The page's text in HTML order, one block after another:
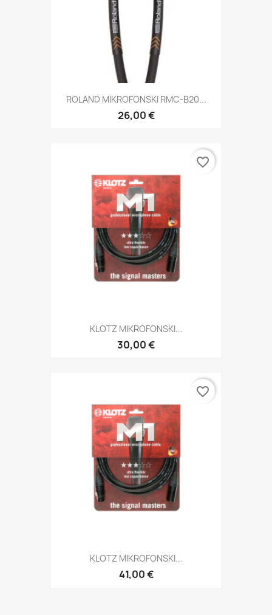
ROLAND MIKROFONSKI RMC-B20...
26,00 €
KLOTZ MIKROFONSKI...
30,00 €
favorite_border
KLOTZ MIKROFONSKI...
41,00 €
favorite_border